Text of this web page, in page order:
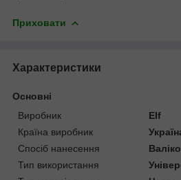
Приховати
Характеристики
Основні
Виробник
Elf
Країна виробник
Спосіб нанесення
Тип використання